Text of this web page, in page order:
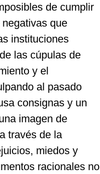
de cumplir
que
instituciones
las cúpulas de
y el
al pasado
consignas y un
imagen de
través de la
miedos y
racionales no